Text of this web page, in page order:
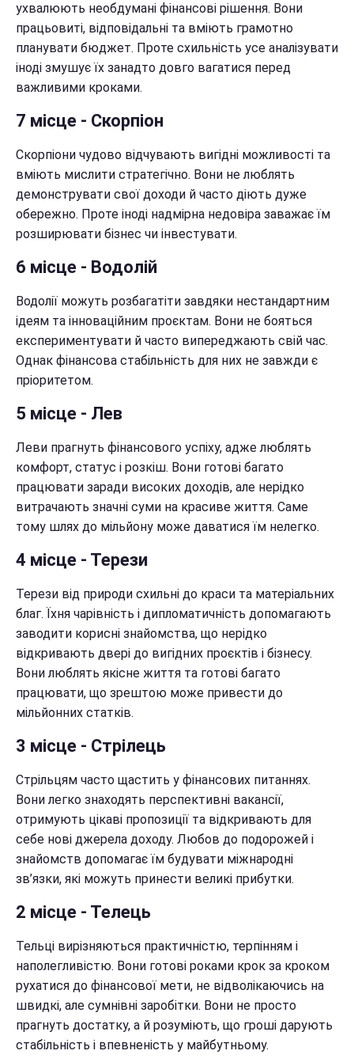
ухвалюють необдумані фінансові рішення. Вони
працьовиті, відповідальні та вміють грамотно
планувати бюджет. Проте схильність усе аналізувати
іноді змушує їх занадто довго вагатися перед
важливими кроками.
7 місце - Скорпіон
Скорпіони чудово відчувають вигідні можливості та
вміють мислити стратегічно. Вони не люблять
демонструвати свої доходи й часто діють дуже
обережно. Проте іноді надмірна недовіра заважає їм
розширювати бізнес чи інвестувати.
6 місце - Водолій
Водолії можуть розбагатіти завдяки нестандартним
ідеям та інноваційним проєктам. Вони не бояться
експериментувати й часто випереджають свій час.
Однак фінансова стабільність для них не завжди є
пріоритетом.
5 місце - Лев
Леви прагнуть фінансового успіху, адже люблять
комфорт, статус і розкіш. Вони готові багато
працювати заради високих доходів, але нерідко
витрачають значні суми на красиве життя. Саме
тому шлях до мільйону може даватися їм нелегко.
4 місце - Терези
Терези від природи схильні до краси та матеріальних
благ. Їхня чарівність і дипломатичність допомагають
заводити корисні знайомства, що нерідко
відкривають двері до вигідних проєктів і бізнесу.
Вони люблять якісне життя та готові багато
працювати, що зрештою може привести до
мільйонних статків.
3 місце - Стрілець
Стрільцям часто щастить у фінансових питаннях.
Вони легко знаходять перспективні вакансії,
отримують цікаві пропозиції та відкривають для
себе нові джерела доходу. Любов до подорожей і
знайомств допомагає їм будувати міжнародні
зв’язки, які можуть принести великі прибутки.
2 місце - Телець
Тельці вирізняються практичністю, терпінням і
наполегливістю. Вони готові роками крок за кроком
рухатися до фінансової мети, не відволікаючись на
швидкі, але сумнівні заробітки. Вони не просто
прагнуть достатку, а й розуміють, що гроші дарують
стабільність і впевненість у майбутньому.